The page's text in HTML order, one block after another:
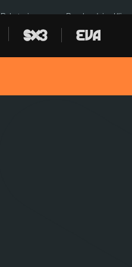
Robatoris coure Bombardejos Kíiv